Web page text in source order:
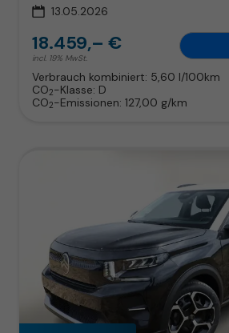
13.05.2026
18.459,– €
incl. 19% MwSt.
Verbrauch kombiniert: 5,60 l/100km
CO2-Klasse: D
CO2-Emissionen: 127,00 g/km